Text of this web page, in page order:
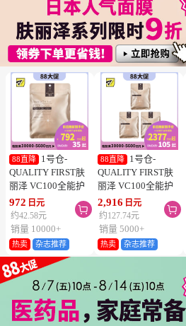
88直降
1号仓-
QUALITY FIRST肤
丽泽 VC100全能护
理面膜 7片
972 日元
约42.58元

销量 10000+
热卖 杂志推荐
88直降
1号仓-
QUALITY FIRST肤
丽泽 VC100全能护
理面膜 7片 3个装
2,916 日元
约127.74元

销量 5000+
热卖 杂志推荐